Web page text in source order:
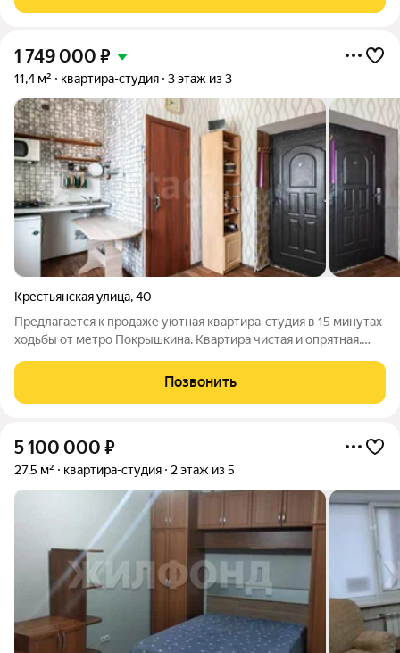
1 749 000 ₽
11,4 м² квартира-студия 3 этаж из 3
Крестьянская улица,40
Предлагается к продаже уютная квартира-студия в 15 минутах
ходьбы от метро Покрышкина. Квартира чистая и опрятная.
техникой, которую вы видите на фотографиях. Прекрасная
локация этого места и
Позвонить
5 100 000 ₽
27,5 м² квартира-студия 2 этаж из 5